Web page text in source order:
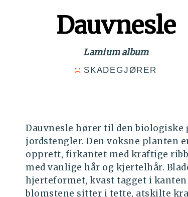
Dauvnesle
Lamium album
SKADEGJØRER
Dauvnesle hører til den biologiske
jordstengler. Den voksne planten
opprett, firkantet med kraftige
med vanlige hår og kjertelhår.
hjerteformet, kvast tagget i kanten
blomstene sitter i tette, atskilte